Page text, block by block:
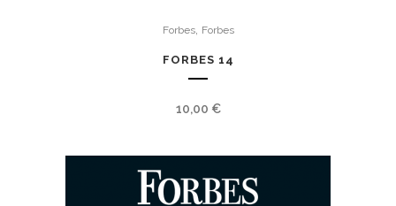
Forbes, Forbes
FORBES 14
10,00 €